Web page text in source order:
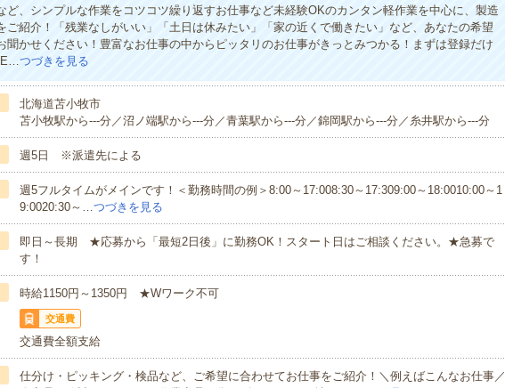
ど、シンプルな作業をコツコツ繰り返すお仕事など未経験OKのカンタン軽作業を中心に、製造
ご紹介！「残業なしがいい」「土日は休みたい」「家の近くで働きたい」など、あなたの希望
聞かせください！豊富なお仕事の中からピッタリのお仕事がきっとみつかる！まずは登録だけ
つづきを見る
北海道苫小牧市
苫小牧駅から---分／沼ノ端駅から---分／青葉駅から---分／錦岡駅から---分／糸井駅から---分
週5日 ※派遣先による
週5フルタイムがメインです！＜勤務時間の例＞8:00～17:008:30～17:309:00～18:0010:00～1
9:0020:30～…つづきを見る
即日～長期 ★応募から「最短2日後」に勤務OK！スタート日はご相談ください。★急募で
す！
時給1150円～1350円 ★Wワーク不可
交通費
交通費全額支給
仕分け・ピッキング・検品など、ご希望に合わせてお仕事をご紹介！＼例えばこんなお仕事／